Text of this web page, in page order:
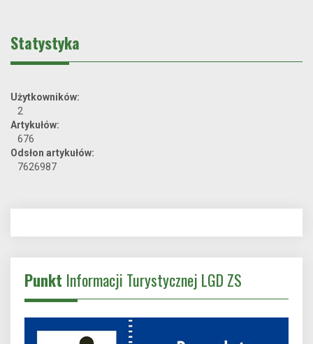
Statystyka
Użytkowników:
2
Artykułów:
676
Odsłon artykułów:
7626987
Punkt Informacji Turystycznej LGD ZS